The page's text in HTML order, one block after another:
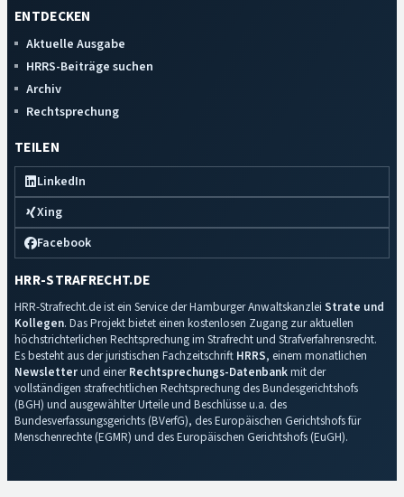
ENTDECKEN
Aktuelle Ausgabe
HRRS-Beiträge suchen
Archiv
Rechtsprechung
TEILEN
LinkedIn
Xing
Facebook
HRR-STRAFRECHT.DE
HRR-Strafrecht.de ist ein Service der Hamburger Anwaltskanzlei Strate und
Kollegen. Das Projekt bietet einen kostenlosen Zugang zur aktuellen
höchstrichterlichen Rechtsprechung im Strafrecht und Strafverfahrensrecht.
Es besteht aus der juristischen Fachzeitschrift HRRS, einem monatlichen
Newsletterund einerRechtsprechungs-Datenbankmit der
vollständigen strafrechtlichen Rechtsprechung des Bundesgerichtshofs
(BGH) und ausgewählter Urteile und Beschlüsse u.a. des
Bundesverfassungsgerichts (BVerfG), des Europäischen Gerichtshofs für
Menschenrechte (EGMR) und des Europäischen Gerichtshofs (EuGH).